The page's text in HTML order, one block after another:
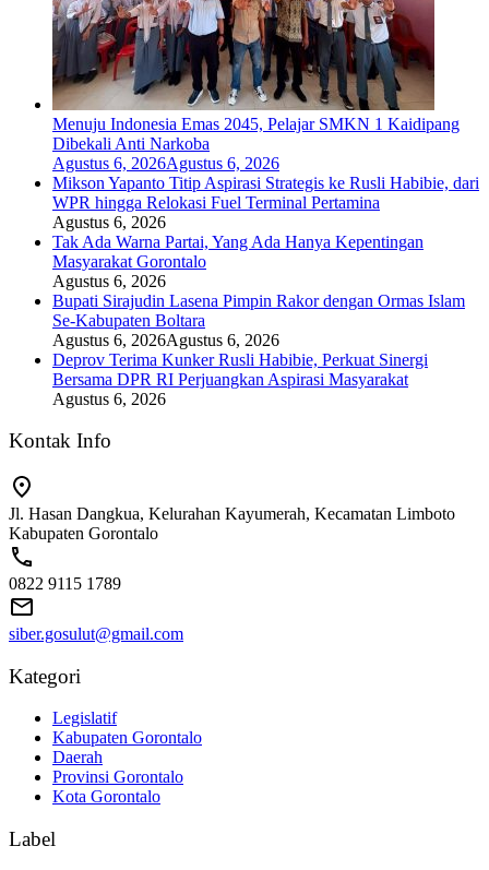
Menuju Indonesia Emas 2045, Pelajar SMKN 1 Kaidipang
Dibekali Anti Narkoba
Agustus 6, 2026Agustus 6, 2026
Mikson Yapanto Titip Aspirasi Strategis ke Rusli Habibie, dari
WPR hingga Relokasi Fuel Terminal Pertamina
Agustus 6, 2026
Tak Ada Warna Partai, Yang Ada Hanya Kepentingan
Masyarakat Gorontalo
Agustus 6, 2026
Bupati Sirajudin Lasena Pimpin Rakor dengan Ormas Islam
Se-Kabupaten Boltara
Agustus 6, 2026Agustus 6, 2026
Deprov Terima Kunker Rusli Habibie, Perkuat Sinergi
Bersama DPR RI Perjuangkan Aspirasi Masyarakat
Agustus 6, 2026
Kontak Info
Jl. Hasan Dangkua, Kelurahan Kayumerah, Kecamatan Limboto
Kabupaten Gorontalo
0822 9115 1789
siber.gosulut@gmail.com
Kategori
Legislatif
Kabupaten Gorontalo
Daerah
Provinsi Gorontalo
Kota Gorontalo
Label